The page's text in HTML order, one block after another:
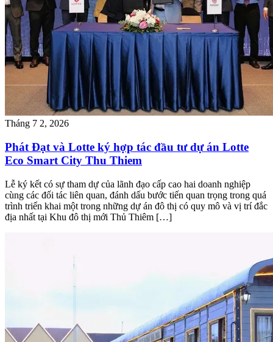
Tháng 7 2, 2026
Phát Đạt và Lotte ký hợp tác đầu tư dự án Lotte
Eco Smart City Thu Thiem
Lễ ký kết có sự tham dự của lãnh đạo cấp cao hai doanh nghiệp
cùng các đối tác liên quan, đánh dấu bước tiến quan trọng trong quá
trình triển khai một trong những dự án đô thị có quy mô và vị trí đắc
địa nhất tại Khu đô thị mới Thủ Thiêm […]